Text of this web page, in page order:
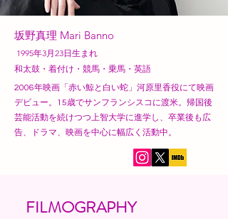
坂野真理 Mari Banno
1995年3月23日生まれ
​和太鼓・着付け・競馬・乗馬・英語
2006年映画「赤い鯨と白い蛇」河原里香役にて映画
デビュー。15歳でサンフランシスコに渡米。帰国後
芸能活動を続けつつ上智大学に進学し、卒業後も広
告、ドラマ、映画を中心に幅広く活動中。
FILMOGRAPHY